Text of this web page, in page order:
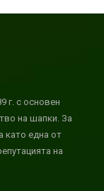
г. с основен
на шапки. За
като една от
на